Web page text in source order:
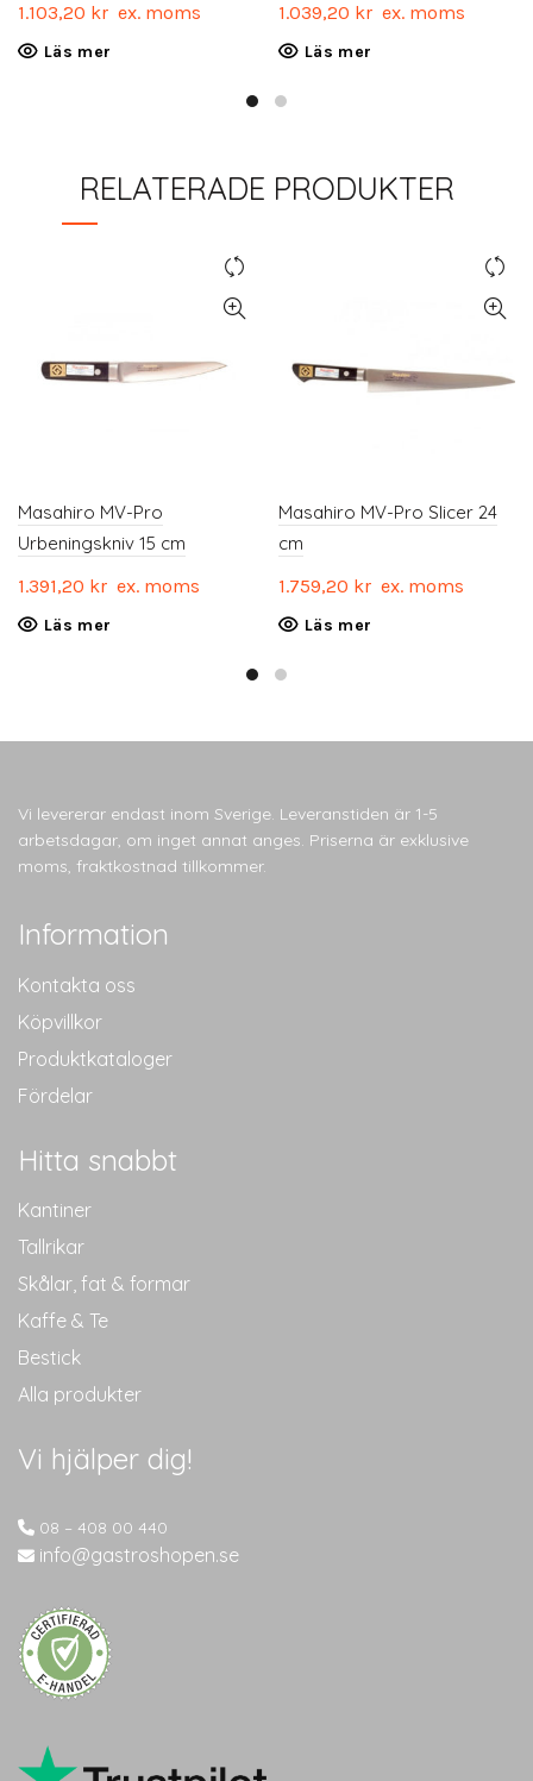
1.103,20 kr ex. moms
Läs mer
1.039,20 kr ex. moms
Läs mer
RELATERADE PRODUKTER
Masahiro MV-Pro
Urbeningskniv 15 cm
1.391,20 kr ex. moms
Läs mer
Masahiro MV-Pro Slicer 24
cm
1.759,20 kr ex. moms
Läs mer
Vi levererar endast inom Sverige. Leveranstiden är 1-5
arbetsdagar, om inget annat anges. Priserna är exklusive
moms, fraktkostnad tillkommer.
Information
Kontakta oss
Köpvillkor
Produktkataloger
Fördelar
Hitta snabbt
Kantiner
Tallrikar
Skålar, fat & formar
Kaffe & Te
Bestick
Alla produkter
Vi hjälper dig!
08 – 408 00 440
info@gastroshopen.se